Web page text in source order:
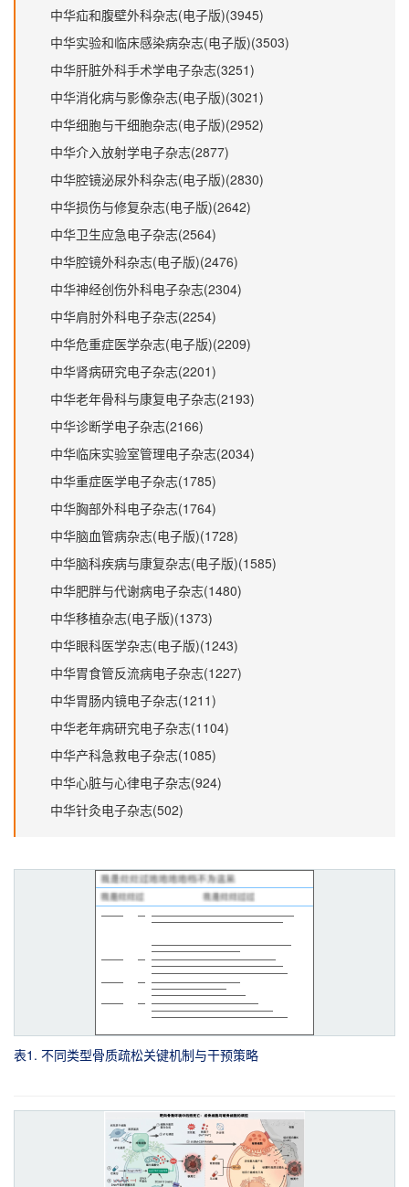
中华疝和腹壁外科杂志(电子版)(3945)
中华实验和临床感染病杂志(电子版)(3503)
中华肝脏外科手术学电子杂志(3251)
中华消化病与影像杂志(电子版)(3021)
中华细胞与干细胞杂志(电子版)(2952)
中华介入放射学电子杂志(2877)
中华腔镜泌尿外科杂志(电子版)(2830)
中华损伤与修复杂志(电子版)(2642)
中华卫生应急电子杂志(2564)
中华腔镜外科杂志(电子版)(2476)
中华神经创伤外科电子杂志(2304)
中华肩肘外科电子杂志(2254)
中华危重症医学杂志(电子版)(2209)
中华肾病研究电子杂志(2201)
中华老年骨科与康复电子杂志(2193)
中华诊断学电子杂志(2166)
中华临床实验室管理电子杂志(2034)
中华重症医学电子杂志(1785)
中华胸部外科电子杂志(1764)
中华脑血管病杂志(电子版)(1728)
中华脑科疾病与康复杂志(电子版)(1585)
中华肥胖与代谢病电子杂志(1480)
中华移植杂志(电子版)(1373)
中华眼科医学杂志(电子版)(1243)
中华胃食管反流病电子杂志(1227)
中华胃肠内镜电子杂志(1211)
中华老年病研究电子杂志(1104)
中华产科急救电子杂志(1085)
中华心脏与心律电子杂志(924)
中华针灸电子杂志(502)
表1. 不同类型骨质疏松关键机制与干预策略